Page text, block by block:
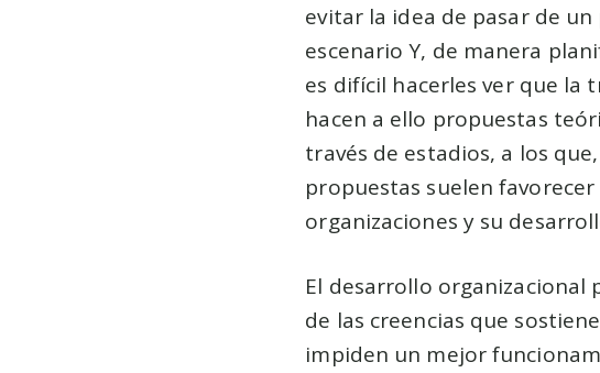
evitar la idea de pasar de
escenario Y, de manera
es difícil hacerles ver que la
hacen a ello propuestas
través de estadios, a los
propuestas suelen
organizaciones y su
El desarrollo organizacional
de las creencias que
impiden un mejor